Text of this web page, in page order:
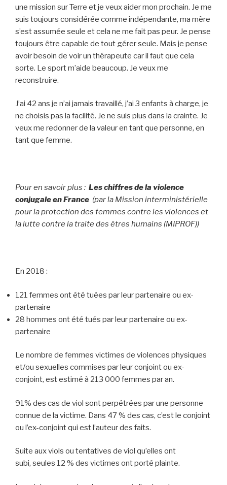
une mission sur Terre et je veux aider mon prochain. Je me
suis toujours considérée comme indépendante, ma mère
s’est assumée seule et cela ne me fait pas peur. Je pense
toujours être capable de tout gérer seule. Mais je pense
avoir besoin de voir un thérapeute car il faut que cela
sorte. Le sport m’aide beaucoup. Je veux me
reconstruire.
J’ai 42 ans je n’ai jamais travaillé, j’ai 3 enfants à charge, je
ne choisis pas la facilité. Je ne suis plus dans la crainte. Je
veux me redonner de la valeur en tant que personne, en
tant que femme.
Pour en savoir plus : Les chiffres de la violence
conjugale en France (par la Mission interministérielle
pour la protection des femmes contre les violences et
la lutte contre la traite des êtres humains (MIPROF))
En 2018 :
121 femmes ont été tuées par leur partenaire ou ex-
partenaire
28 hommes ont été tués par leur partenaire ou ex-
partenaire
Le nombre de femmes victimes de violences physiques
et/ou sexuelles commises par leur conjoint ou ex-
conjoint, est estimé à 213 000 femmes par an.
91% des cas de viol sont perpétrées par une personne
connue de la victime. Dans 47 % des cas, c’est le conjoint
ou l’ex-conjoint qui est l’auteur des faits.
Suite aux viols ou tentatives de viol qu’elles ont
subi, seules 12 % des victimes ont porté plainte.